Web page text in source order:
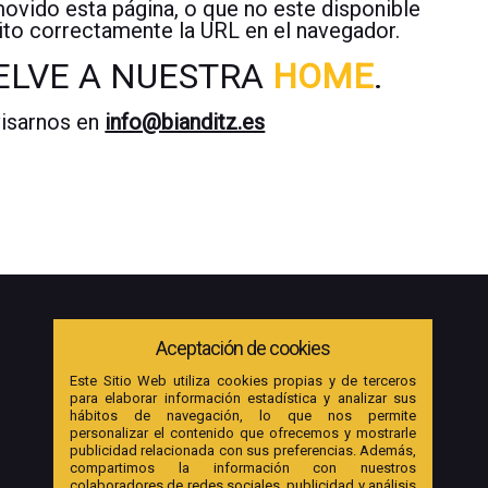
esta página, o que no este disponible
correctamente la URL en el navegador.
A NUESTRA HOME.
en info@bianditz.es
Aceptación de cookies
Este Sitio Web utiliza cookies propias y de terceros
para elaborar información estadística y analizar sus
hábitos de navegación, lo que nos permite
personalizar el contenido que ofrecemos y mostrarle
publicidad relacionada con sus preferencias. Además,
compartimos la información con nuestros